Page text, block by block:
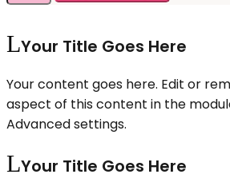
abonnemang
mängd
Your Title Goes Here
Your content goes here. Edit or
aspect of this content in the
Advanced settings.
Your Title Goes Here